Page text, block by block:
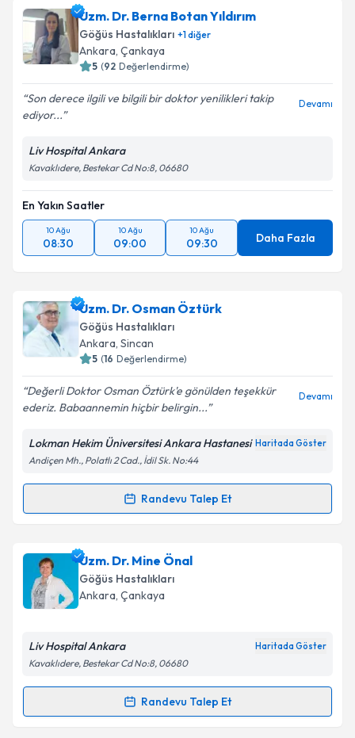
Uzm. Dr. Berna Botan Yıldırım
Göğüs Hastalıkları +1diğer
Ankara, Çankaya
5 (92 Değerlendirme)
Son derece ilgili ve bilgili bir doktor yenilikleri takip
ediyor...
Devamı
Liv Hospital Ankara
Kavaklıdere, Bestekar Cd No:8, 06680
En Yakın Saatler
10 Ağu
08:30
10 Ağu
09:00
10 Ağu
09:30 Daha Fazla
Uzm. Dr. Osman Öztürk
Göğüs Hastalıkları
Ankara, Sincan
5 (16 Değerlendirme)
Değerli Doktor Osman Öztürk'e gönülden teşekkür
ederiz. Babaannemin hiçbir belirgin...
Devamı
Lokman Hekim Üniversitesi Ankara Hastanesi Haritada Göster
Andiçen Mh., Polatlı 2 Cad., İdil Sk. No:44
Randevu Talep Et
Randevu Takvimi Talebi
Uzm. Dr. Osman Öztürkiçin randevu takvimi talebi
oluşturun. Size bu uzmandan randevu almanız için bir
takvim hazırlandığında e-posta ile bilgilendireceğiz.
Kişisel verilerimin işlenmesine ilişkin
Metni'ni okudum ve kişisel verilerimin belirtilen
Uzm. Dr. Mine Önal
Göğüs Hastalıkları
Ankara, Çankaya
Liv Hospital Ankara Haritada Göster
Kavaklıdere, Bestekar Cd No:8, 06680
Randevu Talep Et
Randevu Takvimi Talebi